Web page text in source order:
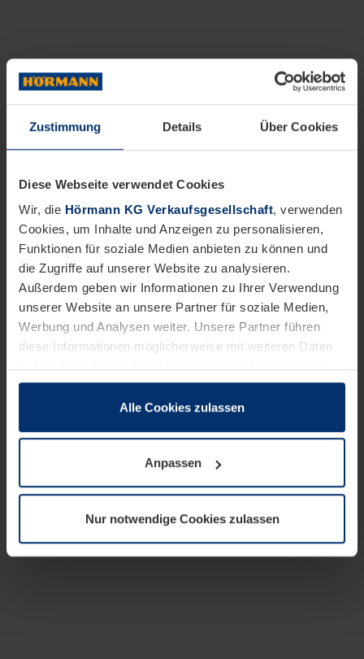
Zustimmung Details Über Cookies
Diese Webseite verwendet Cookies
Wir, die Hörmann KG Verkaufsgesellschaft, verwenden
Cookies, um Inhalte und Anzeigen zu personalisieren,
Funktionen für soziale Medien anbieten zu können und
die Zugriffe auf unserer Website zu analysieren.
Außerdem geben wir Informationen zu Ihrer Verwendung
unserer Website an unsere Partner für soziale Medien,
Werbung und Analysen weiter. Unsere Partner führen
diese Informationen möglicherweise mit weiteren Daten
sie im Rahmen Ihrer Nutzung der Dienste gesammelt
wenn diese für den Betrieb dieser Seite unbedingt
notwendig sind. Für alle anderen Cookie-Typen benötigen
wir Ihre Erlaubnis. Ihre Einwilligung können Sie jederzeit
Datenschutzerklärungunserer Website ändern oder
widerrufen.
Alle Cookies zulassen
Anpassen
Nur notwendige Cookies zulassen